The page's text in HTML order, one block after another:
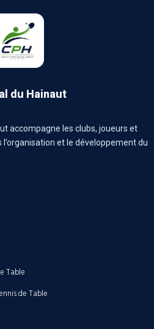
du Hainaut
accompagne les clubs, joueurs et
et le développement du
Table
de Table